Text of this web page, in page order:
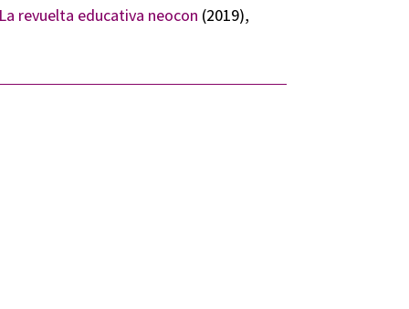
La revuelta educativa neocon (2019),